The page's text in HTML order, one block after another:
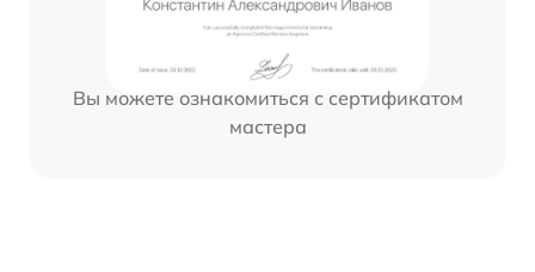
Вы можете ознакомиться с сертификатом
мастера